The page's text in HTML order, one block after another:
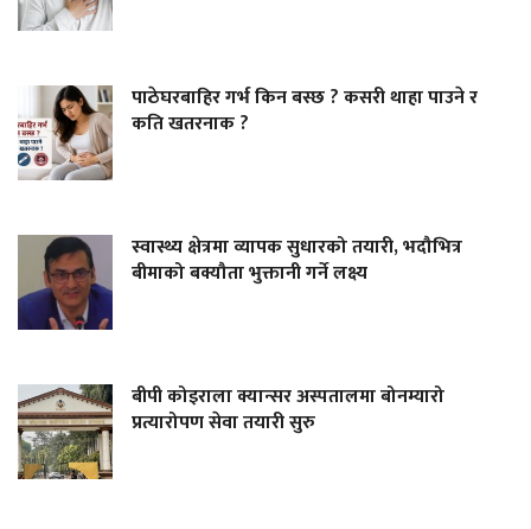
पाठेघरबाहिर गर्भ किन बस्छ ? कसरी थाहा पाउने र
कति खतरनाक ?
स्वास्थ्य क्षेत्रमा व्यापक सुधारको तयारी, भदौभित्र
बीमाको बक्यौता भुक्तानी गर्ने लक्ष्य
बीपी कोइराला क्यान्सर अस्पतालमा बोनम्यारो
प्रत्यारोपण सेवा तयारी सुरु